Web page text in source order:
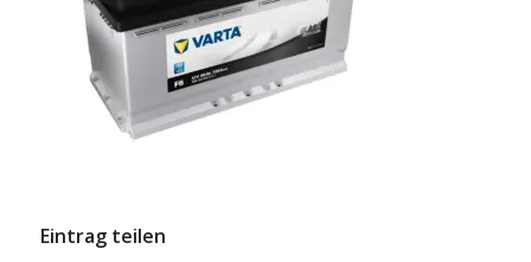
Eintrag teilen